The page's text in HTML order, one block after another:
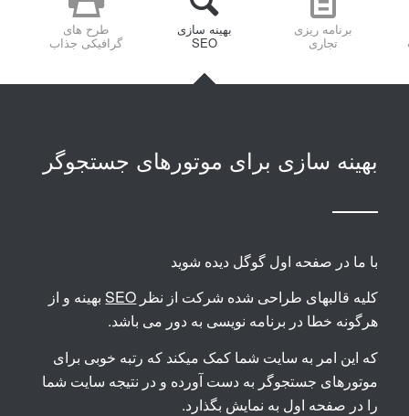
برنامه ریزی
تجاری
بهینه سازی
SEO
طرح های
گرافیکی جذاب
بهینه سازی برای موتورهای جستجوگر
با ما در صفحه اول گوگل دیده شوید
کلیه قالبهای طراحی شده شرکت از نظر SEOبهینه و از
هرگونه خطا در برنامه نویسی به دور می باشد.
که این امر به سایت شما کمک میکند که رتبه خوبی برای
موتورهای جستجوگر به دست آورده و در نتیجه سایت شما
را در صفحه اول به نمایش بگذارد.